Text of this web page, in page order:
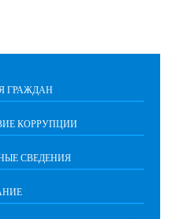
ГРАЖДАН
КОРРУПЦИИ
СВЕДЕНИЯ